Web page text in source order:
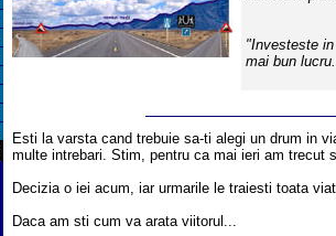
"Investeste
mai bun
Esti la varsta cand trebuie sa-ti alegi un drum in
multe intrebari. Stim, pentru ca mai ieri am trecut
Decizia o iei acum, iar urmarile le traiesti toata
Daca am sti cum va arata viitorul...